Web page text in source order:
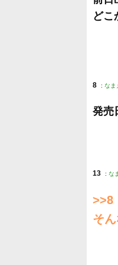
どこ
8 : なま
発売
13 : な
>>8
そ